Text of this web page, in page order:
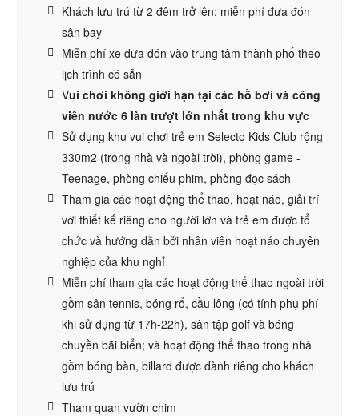
Khách lưu trú từ 2 đêm trở lên: miễn phí đưa đón
sân bay
Miễn phí xe đưa đón vào trung tâm thành phố theo
lịch trình có sẵn
Vui chơi không giới hạn tại các hồ bơi và công
viên nước 6 làn trượt lớn nhất trong khu vực
Sử dụng khu vui chơi trẻ em Selecto Kids Club rộng
330m2 (trong nhà và ngoài trời), phòng game -
Teenage, phòng chiếu phim, phòng đọc sách
Tham gia các hoạt động thể thao, hoạt náo, giải trí
với thiết kế riêng cho người lớn và trẻ em được tổ
chức và hướng dẫn bởi nhân viên hoạt náo chuyên
nghiệp của khu nghỉ
Miễn phí tham gia các hoạt động thể thao ngoài trời
gồm sân tennis, bóng rổ, cầu lông (có tính phụ phí
khi sử dụng từ 17h-22h), sân tập golf và bóng
chuyền bãi biển; và hoạt động thể thao trong nhà
gồm bóng bàn, billard được dành riêng cho khách
lưu trú
Tham quan vườn chim